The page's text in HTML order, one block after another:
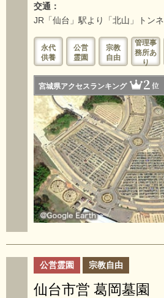
交通：
JR「仙台」駅より「北山」トン
永代
供養
公営
霊園
宗教
自由
管理事
務所あ
り
宮城県アクセスランキング 2位
公営霊園 宗教自由
仙台市営 葛岡墓園